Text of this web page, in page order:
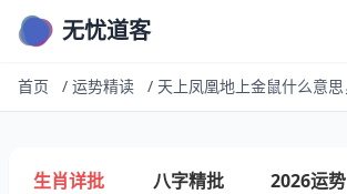
无忧道客
首页 / 运势精读 /
生肖详批 八字精批 2026运势